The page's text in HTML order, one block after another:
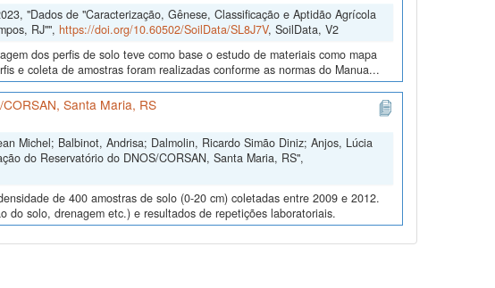
"Dados de "Caracterização, Gênese, Classificação e Aptidão Agrícola
RJ"", https://doi.org/10.60502/SoilData/SL8J7V, SoilData, V2
dos perfis de solo teve como base o estudo de materiais como mapa
e coleta de amostras foram realizadas conforme as normas do Manua...
Santa Maria, RS
Michel; Balbinot, Andrisa; Dalmolin, Ricardo Simão Diniz; Anjos, Lúcia
do Reservatório do DNOS/CORSAN, Santa Maria, RS",
de 400 amostras de solo (0-20 cm) coletadas entre 2009 e 2012.
do solo, drenagem etc.) e resultados de repetições laboratoriais.